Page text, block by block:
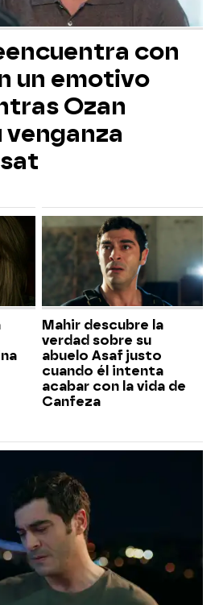
con
un emotivo
Ozan
venganza
Mahir descubre la
verdad sobre su
abuelo Asaf justo
cuando él intenta
acabar con la vida de
Canfeza